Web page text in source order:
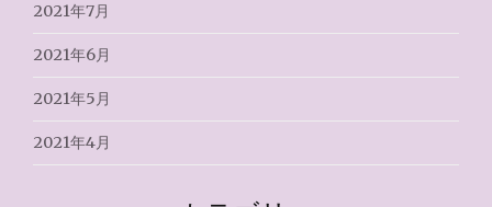
2021年7月
2021年6月
2021年5月
2021年4月